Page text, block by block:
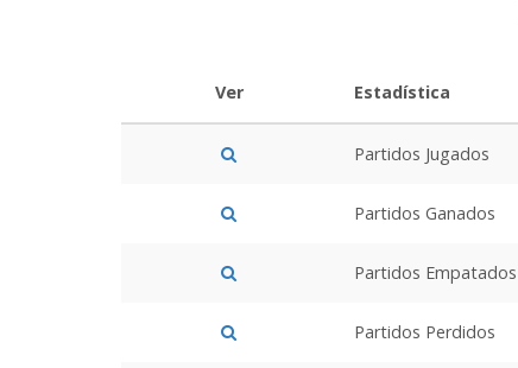
Ver Estadística
Partidos Jugados
Partidos Ganados
Partidos Empatados
Partidos Perdidos